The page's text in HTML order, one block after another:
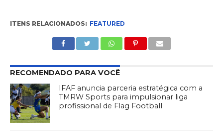
ITENS RELACIONADOS: FEATURED
RECOMENDADO PARA VOCÊ
IFAF anuncia parceria estratégica com a
TMRW Sports para impulsionar liga
profissional de Flag Football